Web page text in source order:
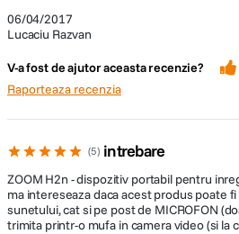
06/04/2017
Lucaciu Razvan
V-a fost de ajutor aceasta recenzie?
Raporteaza recenzia
5 intrebare
ZOOM H2n - dispozitiv portabil pentru
ma intereseaza daca acest produs poate
sunetului, cat si pe post de MICROFON
trimita printr-o mufa in camera video (si la